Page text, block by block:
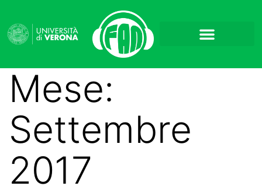
Mese:
Settembre
2017